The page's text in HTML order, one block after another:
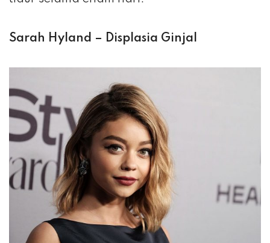
Sarah Hyland – Displasia Ginjal